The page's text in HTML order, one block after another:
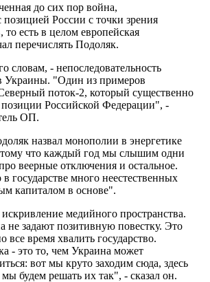
до сих пор война,
позицией России с точки зрения
есть в целом европейская
перечислять Подоляк.
словам, - непоследовательность
Украины. "Один из примеров
поток-2, который существенно
Российской Федерации", -
ОП.
назвал монополии в энергетике
что каждый год мы слышим одни
веерные отключения и остальное.
государстве много неестественных
капиталом в основе".
медийного пространства.
не задают позитивную повестку. Это
все время хвалить государство.
- это то, чем Украина может
вот мы круто заходим сюда, здесь
будем решать их так", - сказал он.